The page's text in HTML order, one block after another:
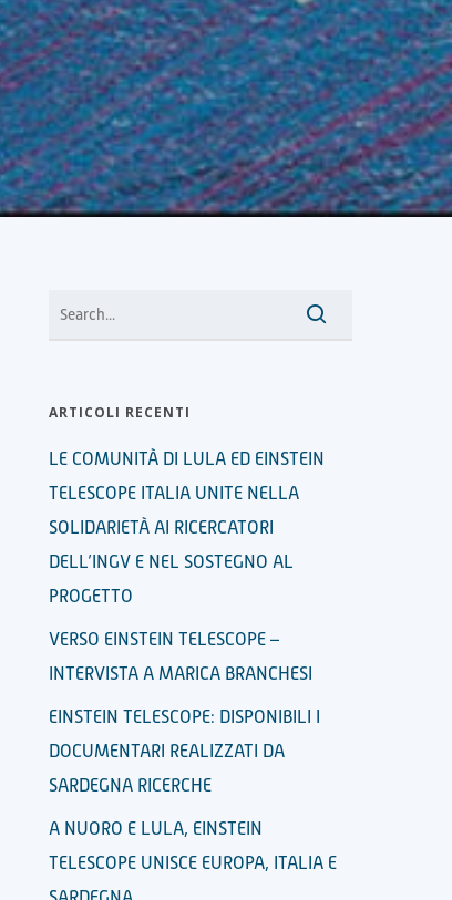
ARTICOLI RECENTI
LE COMUNITÀ DI LULA ED EINSTEIN
TELESCOPE ITALIA UNITE NELLA
SOLIDARIETÀ AI RICERCATORI
DELL’INGV E NEL SOSTEGNO AL
PROGETTO
VERSO EINSTEIN TELESCOPE –
INTERVISTA A MARICA BRANCHESI
EINSTEIN TELESCOPE: DISPONIBILI I
DOCUMENTARI REALIZZATI DA
SARDEGNA RICERCHE
A NUORO E LULA, EINSTEIN
TELESCOPE UNISCE EUROPA, ITALIA E